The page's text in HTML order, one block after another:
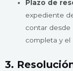
Plazo de
expediente
contar desde
completa y el
3.